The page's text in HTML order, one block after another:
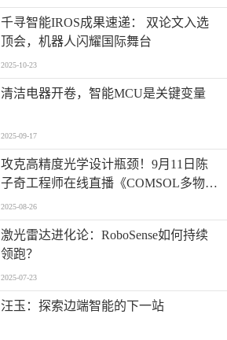
千寻智能IROS成果速递： 双论文入选
顶会，机器人闪耀国际舞台
2025-10-23
清洁电器开卷，智能MCU是关键变量
2025-09-17
攻克高精度光学设计瓶颈！9月11日陈
子奇工程师在线直播《COMSOL多物理
场仿真优化高精度光学系统设计》
2025-08-26
激光雷达进化论：RoboSense如何持续
领跑？
2025-07-23
汪玉：探索边端智能的下一站